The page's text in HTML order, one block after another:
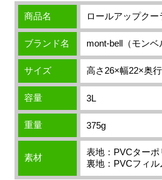
商品名 ロールアップク
ブランド名 mont-bell（モンベ
サイズ 高さ26×幅22×奥
容量 3L
重量 375g
素材
表地：PVCターポ
裏地：PVCフィル